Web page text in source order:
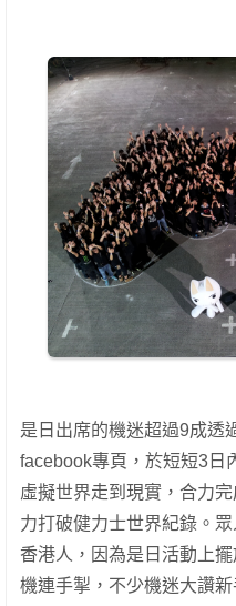
是日出席的機迷超過9成透
facebook專頁，於短短3日
虛擬世界走到現實，合力
力打破健力士世界紀錄。
香港人，因為是日活動上
機連手掣，不少機迷大讚